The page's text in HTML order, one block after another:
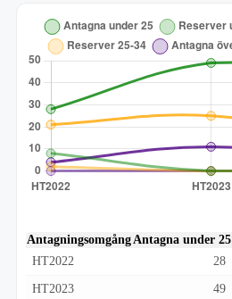
Antagningsomgång Antagna under 25
HT2022
28
HT2023 49